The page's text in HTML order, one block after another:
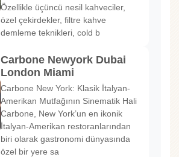
Özellikle üçüncü nesil kahveciler,
özel çekirdekler, filtre kahve
demleme teknikleri, cold b
Carbone Newyork Dubai
London Miami
Carbone New York: Klasik İtalyan-
Amerikan Mutfağının Sinematik Hali
Carbone, New York’un en ikonik
İtalyan-Amerikan restoranlarından
biri olarak gastronomi dünyasında
özel bir yere sa